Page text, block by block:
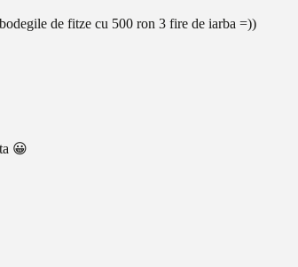
de fitze cu 500 ron 3 fire de iarba =))
😀